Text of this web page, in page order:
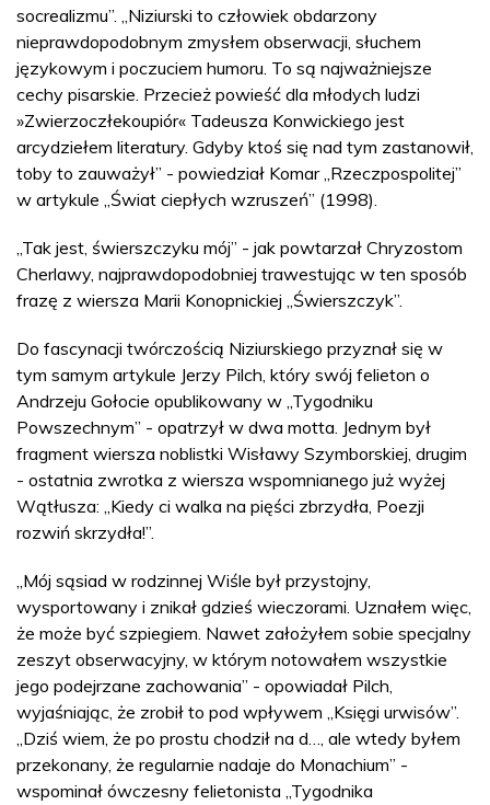
socrealizmu”. „Niziurski to człowiek obdarzony
nieprawdopodobnym zmysłem obserwacji, słuchem
językowym i poczuciem humoru. To są najważniejsze
cechy pisarskie. Przecież powieść dla młodych ludzi
»Zwierzoczłekoupiór« Tadeusza Konwickiego jest
arcydziełem literatury. Gdyby ktoś się nad tym zastanowił,
toby to zauważył” - powiedział Komar „Rzeczpospolitej”
w artykule „Świat ciepłych wzruszeń” (1998).
„Tak jest, świerszczyku mój” - jak powtarzał Chryzostom
Cherlawy, najprawdopodobniej trawestując w ten sposób
frazę z wiersza Marii Konopnickiej „Świerszczyk”.
Do fascynacji twórczością Niziurskiego przyznał się w
tym samym artykule Jerzy Pilch, który swój felieton o
Andrzeju Gołocie opublikowany w „Tygodniku
Powszechnym” - opatrzył w dwa motta. Jednym był
fragment wiersza noblistki Wisławy Szymborskiej, drugim
- ostatnia zwrotka z wiersza wspomnianego już wyżej
Wątłusza: „Kiedy ci walka na pięści zbrzydła, Poezji
rozwiń skrzydła!”.
„Mój sąsiad w rodzinnej Wiśle był przystojny,
wysportowany i znikał gdzieś wieczorami. Uznałem więc,
że może być szpiegiem. Nawet założyłem sobie specjalny
zeszyt obserwacyjny, w którym notowałem wszystkie
jego podejrzane zachowania” - opowiadał Pilch,
wyjaśniając, że zrobił to pod wpływem „Księgi urwisów”.
„Dziś wiem, że po prostu chodził na d…, ale wtedy byłem
przekonany, że regularnie nadaje do Monachium” -
wspominał ówczesny felietonista „Tygodnika